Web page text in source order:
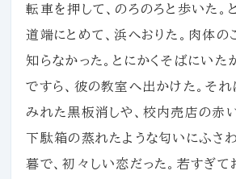
転車を押して、のろのろと歩いた。
道端にとめて、浜へおりた。肉体の
知らなかった。とにかくそばにいた
ですら、彼の教室へ出かけた。それ
みれた黒板消しや、校内売店の赤い
下駄箱の蒸れたような匂いにふさわ
暮で、初々しい恋だった。若すぎて